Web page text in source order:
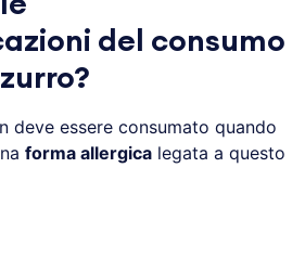
del consumo
deve essere consumato quando
forma allergica legata a questo